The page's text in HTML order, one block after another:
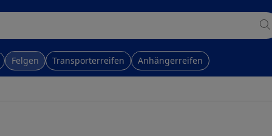
Felgen Transporterreifen Anhängerreifen